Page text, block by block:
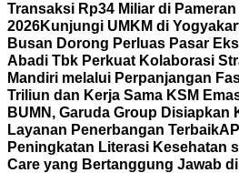
Transaksi Rp34 Miliar di
2026Kunjungi UMKM di
Busan Dorong Perluas Pasar
Abadi Tbk Perkuat Kolaborasi
Mandiri melalui Perpanjangan
Triliun dan Kerja Sama KSM
BUMN, Garuda Group Disiapkan
Layanan Penerbangan Terbaik
Peningkatan Literasi Kesehatan
Care yang Bertanggung Jawab